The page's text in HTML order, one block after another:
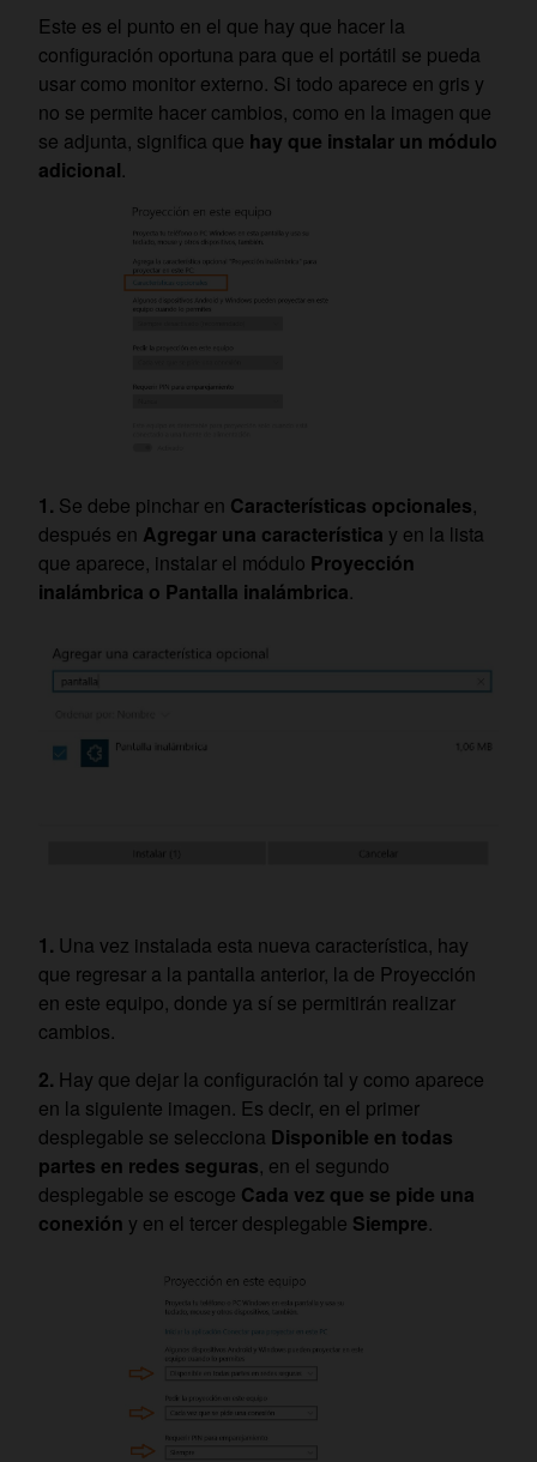
Este es el punto en el que hay que hacer la
configuración oportuna para que el portátil se pueda
usar como monitor externo. Si todo aparece en gris y
no se permite hacer cambios, como en la imagen que
se adjunta, significa que hay que instalar un módulo
adicional.
Se debe pinchar en Características opcionales,
después en Agregar una característica y en la lista
que aparece, instalar el módulo Proyección
inalámbrica o Pantalla inalámbrica.
Una vez instalada esta nueva característica, hay
que regresar a la pantalla anterior, la de Proyección
en este equipo, donde ya sí se permitirán realizar
cambios.
Hay que dejar la configuración tal y como aparece
en la siguiente imagen. Es decir, en el primer
desplegable se selecciona Disponible en todas
partes en redes seguras, en el segundo
desplegable se escoge Cada vez que se pide una
conexión y en el tercer desplegable Siempre.